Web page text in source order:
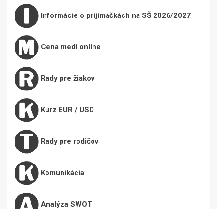
Informácie o prijímačkách na SŠ 2026/2027
Cena medi online
Rady pre žiakov
Kurz EUR / USD
Rady pre rodičov
Komunikácia
Analýza SWOT